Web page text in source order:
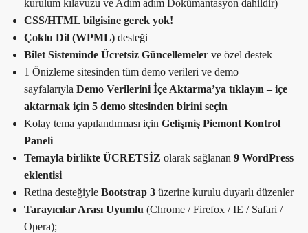
kurulum kılavuzu ve Adım adım Dokümantasyon dahildir)
CSS/HTML bilgisine gerek yok!
Çoklu Dil (WPML) desteği
Bilet Sisteminde Ücretsiz Güncellemeler ve özel destek
1 Önizleme sitesinden tüm demo verileri ve demo
sayfalarıyla Demo Verilerini İçe Aktarma’ya tıklayın –içe
aktarmak için 5 demo sitesinden birini seçin
Kolay tema yapılandırması için Gelişmiş Piemont Kontrol
Paneli
Temayla birlikte ÜCRETSİZ olarak sağlanan 9 WordPress
eklentisi
Retina desteğiyle Bootstrap 3 üzerine kurulu duyarlı düzenler
Tarayıcılar Arası Uyumlu (Chrome / Firefox / IE / Safari /
Opera);